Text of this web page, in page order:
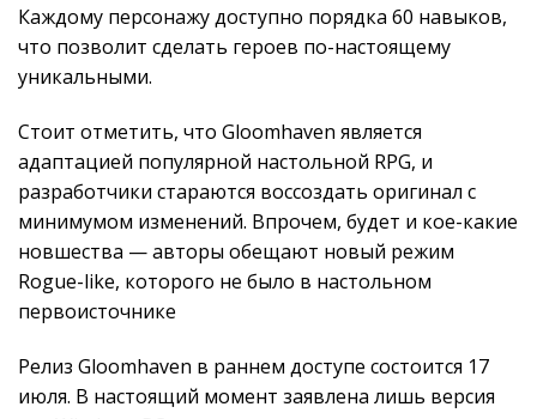
Каждому персонажу доступно порядка 60 навыков,
что позволит сделать героев по-настоящему
уникальными.
Стоит отметить, что Gloomhaven является
адаптацией популярной настольной RPG, и
разработчики стараются воссоздать оригинал с
минимумом изменений. Впрочем, будет и кое-какие
новшества — авторы обещают новый режим
Rogue-like, которого не было в настольном
первоисточнике
Релиз Gloomhaven в раннем доступе состоится 17
июля. В настоящий момент заявлена лишь версия